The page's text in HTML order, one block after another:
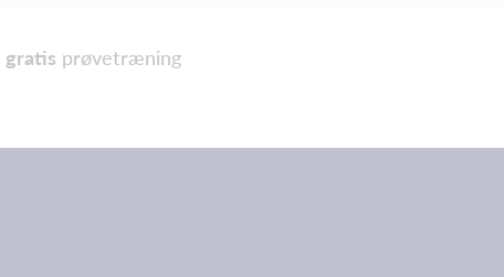
gratis prøvetræning